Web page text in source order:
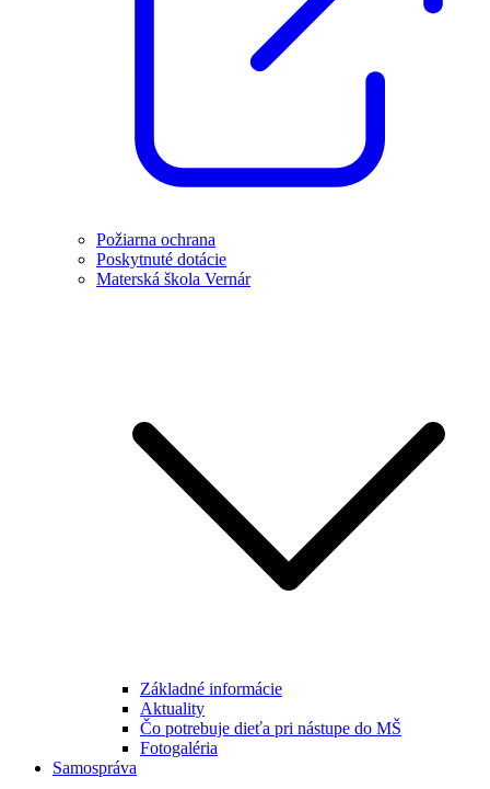
Požiarna ochrana
Poskytnuté dotácie
Materská škola Vernár
Základné informácie
Aktuality
Čo potrebuje dieťa pri nástupe do MŠ
Fotogaléria
Samospráva